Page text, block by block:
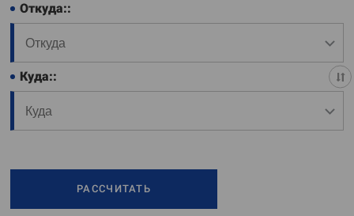
Откуда::
Куда::
РАССЧИТАТЬ